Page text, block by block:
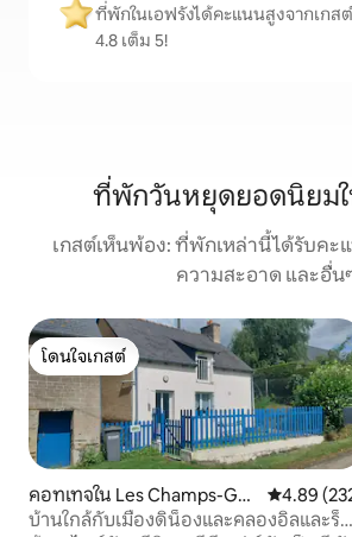
ที่พักในเอฟรังได้คะแนนสูงจากเกส
4.8 เต็ม 5!
ที่พักวันหยุดยอดนิยมใ
เกสต์เห็นพ้อง: ที่พักเหล่านี้ได้รับคะ
ความสะอาด และอื่น
โดนใจเกสต์
โดนใจเกสต์
คอทเทจใน Les Champs-Gér
aux
คะแนนเฉลี่
4.89
บ้านใกล้กับเมืองดิน็องและคลองอิลและร็